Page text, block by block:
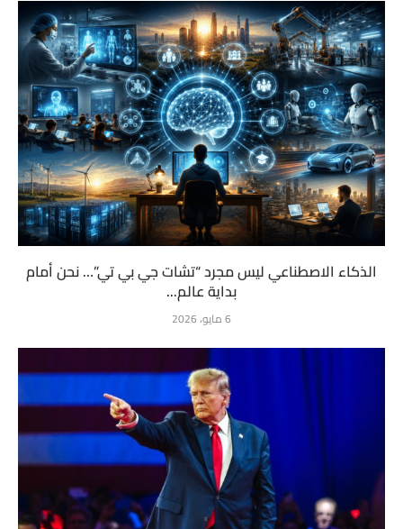
الذكاء الاصطناعي ليس مجرد “تشات جي بي تي”… نحن أمام
بداية عالم...
6 مايو، 2026